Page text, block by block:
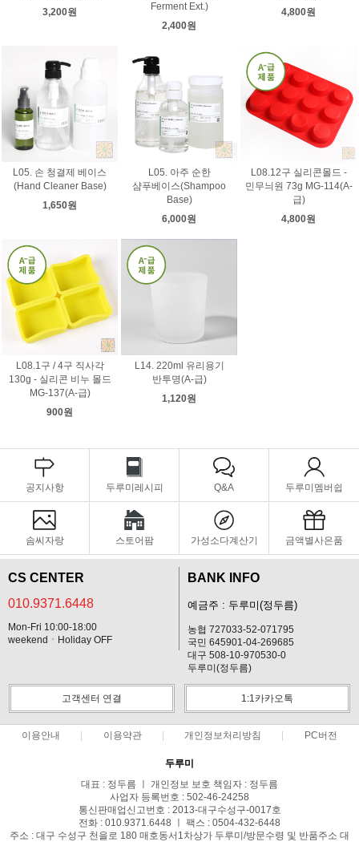
3,200원
Ferment Ext.)
2,400원
4,800원
L05. 손 청결제 베이스
(Hand Cleaner Base)
1,650원
L05. 아주 순한
샴푸베이스(Shampoo
Base)
6,000원
L08.12구 실리콘몰드 -
민무늬원 73g MG-114(A-
급)
4,800원
L08.1구 / 4구 직사각
130g - 실리콘 비누 몰드
MG-137(A-급)
900원
L14. 220ml 유리용기
반투명(A-급)
1,120원
공지사항 두루미레시피 Q&A 두루미멤버쉽
솜씨자랑 스토어팜 가성소다계산기 금액별사은품
CS CENTER
010.9371.6448
Mon-Fri 10:00-18:00
weekendㆍHoliday OFF
BANK INFO
예금주 : 두루미(정두름)
농협 727033-52-071795
국민 645901-04-269685
대구 508-10-970530-0
두루미(정두름)
고객센터 연결 1:1카카오톡
이용안내 이용약관 개인정보처리방침 PC버전
두루미
대표 : 정두름 ㅣ 개인정보 보호 책임자 : 정두름
사업자 등록번호 : 502-46-24258
통신판매업신고번호 : 2013-대구수성구-0017호
전화 : 010.9371.6448 ㅣ 팩스 : 0504-432-6448
주소 : 대구 수성구 천을로 180 매호동서1차상가 두루미/방문수령 및 반품주소 대